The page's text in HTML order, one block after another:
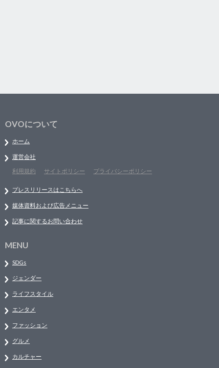
OVOについて
ホーム
運営会社
利用規約
サイトポリシー プライバシーポリシー
プレスリリースはこちらへ
媒体資料および広告メニュー
記事に関するお問い合わせ
MENU
SDGs
ジェンダー
ライフスタイル
エンタメ
ファッション
グルメ
カルチャー